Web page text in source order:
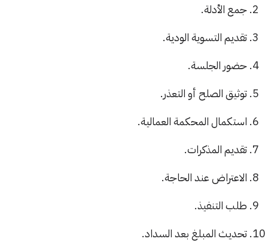
جمع الأدلة.
تقديم التسوية الودية.
حضور الجلسة.
توثيق الصلح أو التعذر.
استكمال المحكمة العمالية.
تقديم المذكرات.
الاعتراض عند الحاجة.
طلب التنفيذ.
تحديث المبلغ بعد السداد.